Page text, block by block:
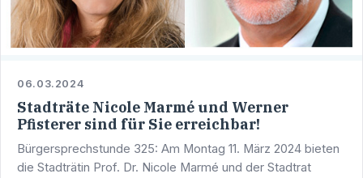
06.03.2024
Stadträte Nicole Marmé und Werner
Pfisterer sind für Sie erreichbar!
Bürgersprechstunde 325: Am Montag 11. März 2024 bieten
die Stadträtin Prof. Dr. Nicole Marmé und der Stadtrat